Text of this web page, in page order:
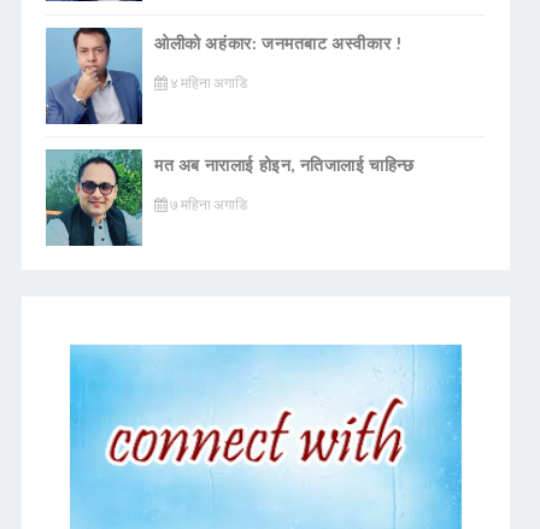
ओलीको अहंकार: जनमतबाट अस्वीकार !
४ महिना अगाडि
मत अब नारालाई होइन, नतिजालाई चाहिन्छ
७ महिना अगाडि